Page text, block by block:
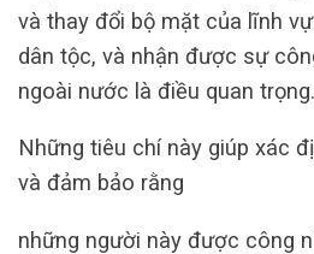
và thay đổi bộ mặt của lĩnh
dân tộc, và nhận được sự
ngoài nước là điều quan trọng.
Những tiêu chí này giúp xác
và đảm bảo rằng
những người này được công